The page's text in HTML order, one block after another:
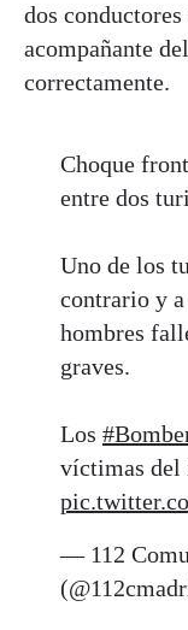
dos
acompañante
correctamente.
Choque
entre dos
Uno de los
contrario y a
hombres
graves.
Los
víctimas del
— 112